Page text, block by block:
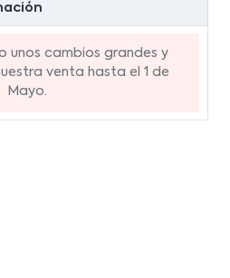
unos cambios grandes y
venta hasta el 1 de
Mayo.